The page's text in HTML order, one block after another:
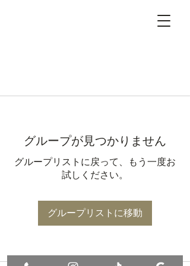
グループが見つかりません
グループリストに戻って、もう一度お
試しください。
グループリストに移動